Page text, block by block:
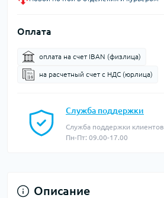
Оплата
оплата на счет IBAN (физлица)
на расчетный счет c НДС (юрлица)
Служба поддержки
Служба поддержки клиентов
Пн-Пт: 09.00-17.00
Описание